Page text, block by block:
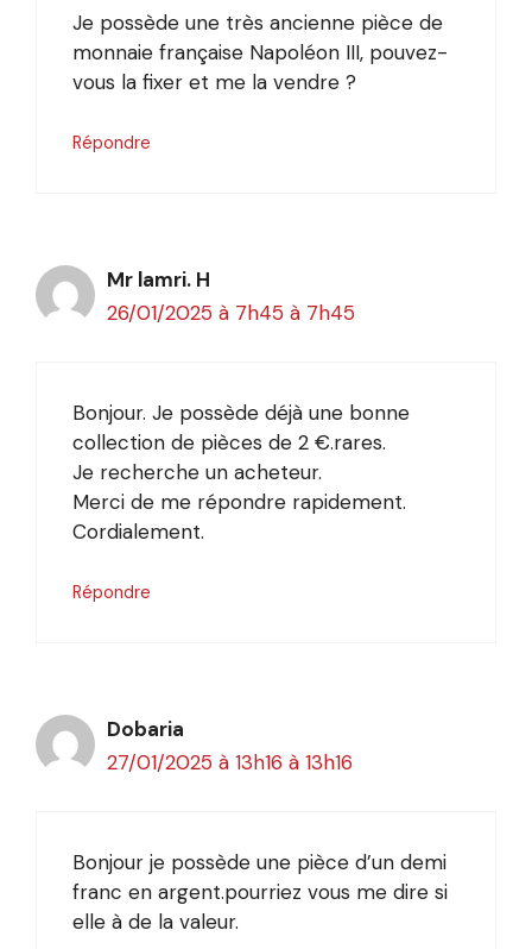
Je possède une très ancienne pièce de
monnaie française Napoléon III, pouvez-
vous la fixer et me la vendre ?
Répondre
Mr lamri. H
26/01/2025 à 7h45 à 7h45
Bonjour. Je possède déjà une bonne
collection de pièces de 2 €.rares.
Je recherche un acheteur.
Merci de me répondre rapidement.
Cordialement.
Répondre
Dobaria
27/01/2025 à 13h16 à 13h16
Bonjour je possède une pièce d’un demi
franc en argent.pourriez vous me dire si
elle à de la valeur.